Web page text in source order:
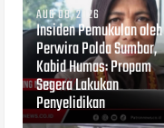
AUG 08, 2026
Insiden Pemukulan oleh
Perwira Polda Sumbar,
Kabid Humas: Propam
Segera Lakukan
Penyelidikan